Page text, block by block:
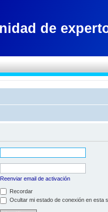
Reenviar email de activación
Recordar
Ocultar mi estado de conexión en esta